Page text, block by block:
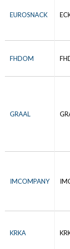
EUROSNACK
FHDOM
GRAAL
IMCOMPANY
KRKA